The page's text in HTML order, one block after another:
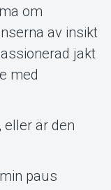
om
av insikt
jakt
med
eller är den
paus